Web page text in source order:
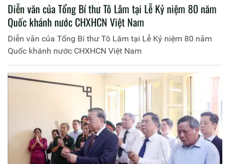
Diễn văn của Tổng Bí thư Tô Lâm tại Lễ Kỷ niệm 80 năm
Quốc khánh nước CHXHCN Việt Nam
Diễn văn của Tổng Bí thư Tô Lâm tại Lễ Kỷ niệm 80 năm
Quốc khánh nước CHXHCN Việt Nam